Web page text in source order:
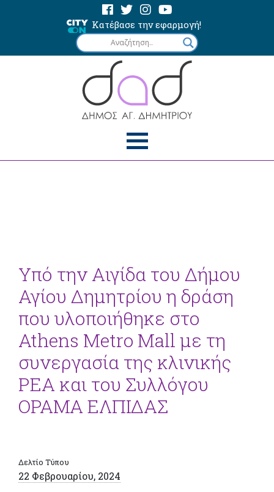
Κατέβασε την εφαρμογή!
Υπό την Αιγίδα του Δήμου
Αγίου Δημητρίου η δράση
που υλοποιήθηκε στο
Athens Metro Mall με τη
συνεργασία της κλινικής
ΡΕΑ και του Συλλόγου
ΟΡΑΜΑ ΕΛΠΙΔΑΣ
Δελτίο Τύπου
22 Φεβρουαρίου, 2024